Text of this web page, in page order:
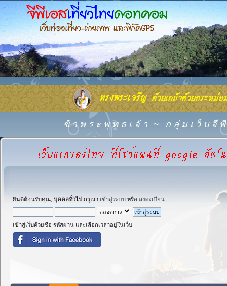
ข้ า พ ร ะ พุ ท ธ เ จ้ า ~ ก ลุ่ ม เ ว็ บ จี
ยินดีต้อนรับคุณ, บุคคลทั่วไป กรุณา เข้าสู่ระบบ หรือ ลงทะเบียน
เข้าสู่เว็บด้วยชื่อ รหัสผ่าน และเลือกเวลาอยู่ในเว็บ